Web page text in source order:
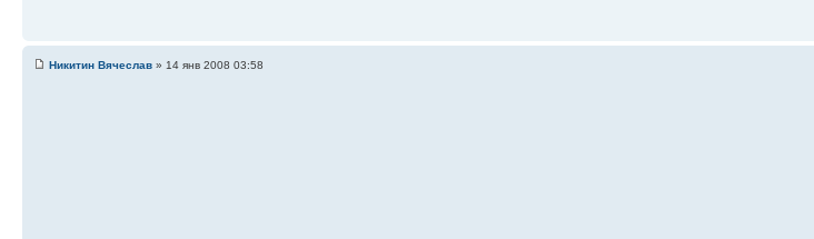
Никитин Вячеслав » 14 янв 2008 03:58